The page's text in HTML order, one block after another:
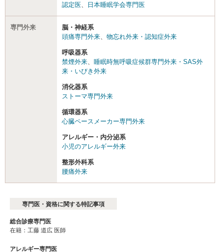
認定医
日本睡眠学会専門医
専門外来
脳・神経系
頭痛専門外来
物忘れ外来・認知症外来
呼吸器系
禁煙外来
睡眠時無呼吸症候群専門外来・SAS外
来・いびき外来
消化器系
ストーマ専門外来
循環器系
心臓ペースメーカー専門外来
アレルギー・内分泌系
小児のアレルギー外来
整形外科系
腰痛外来
専門医・資格に関する特記事項
総合診療専門医
在籍：工藤 道広 医師
アレルギー専門医